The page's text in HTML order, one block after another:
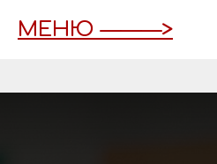
МЕНЮ ———>